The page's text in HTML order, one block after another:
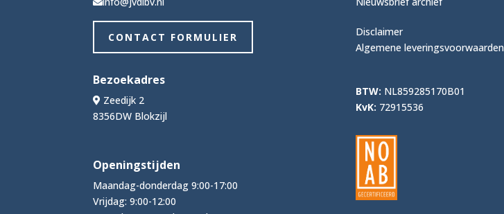
CONTACT FORMULIER
Bezoekadres
Zeedijk 2
8356DW Blokzijl
Openingstijden
Maandag-donderdag 9:00-17:00
Vrijdag: 9:00-12:00
Disclaimer
Algemene leveringsvoorwaarden
BTW: NL859285170B01
KvK: 72915536